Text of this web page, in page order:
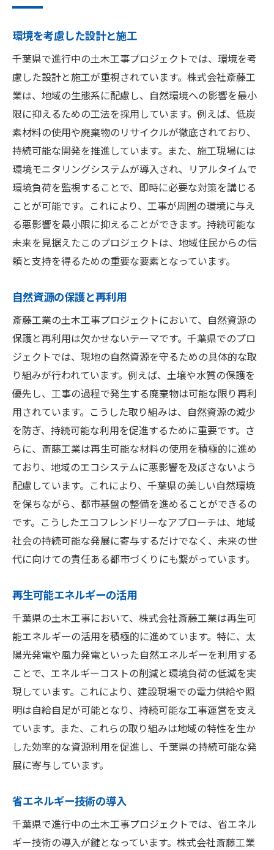
環境を考慮した設計と施工
千葉県で進行中の土木工事プロジェクトでは、環境を考
慮した設計と施工が重視されています。株式会社斎藤工
業は、地域の生態系に配慮し、自然環境への影響を最小
限に抑えるための工法を採用しています。例えば、低炭
素材料の使用や廃棄物のリサイクルが徹底されており、
持続可能な開発を推進しています。また、施工現場には
環境モニタリングシステムが導入され、リアルタイムで
環境負荷を監視することで、即時に必要な対策を講じる
ことが可能です。これにより、工事が周囲の環境に与え
る悪影響を最小限に抑えることができます。持続可能な
未来を見据えたこのプロジェクトは、地域住民からの信
頼と支持を得るための重要な要素となっています。
自然資源の保護と再利用
斎藤工業の土木工事プロジェクトにおいて、自然資源の
保護と再利用は欠かせないテーマです。千葉県でのプロ
ジェクトでは、現地の自然資源を守るための具体的な取
り組みが行われています。例えば、土壌や水質の保護を
優先し、工事の過程で発生する廃棄物は可能な限り再利
用されています。こうした取り組みは、自然資源の減少
を防ぎ、持続可能な利用を促進するために重要です。さ
らに、斎藤工業は再生可能な材料の使用を積極的に進め
ており、地域のエコシステムに悪影響を及ぼさないよう
配慮しています。これにより、千葉県の美しい自然環境
を保ちながら、都市基盤の整備を進めることができるの
です。こうしたエコフレンドリーなアプローチは、地域
社会の持続可能な発展に寄与するだけでなく、未来の世
代に向けての責任ある都市づくりにも繋がっています。
再生可能エネルギーの活用
千葉県の土木工事において、株式会社斎藤工業は再生可
能エネルギーの活用を積極的に進めています。特に、太
陽光発電や風力発電といった自然エネルギーを利用する
ことで、エネルギーコストの削減と環境負荷の低減を実
現しています。これにより、建設現場での電力供給や照
明は自給自足が可能となり、持続可能な工事運営を支え
ています。また、これらの取り組みは地域の特性を生か
した効率的な資源利用を促進し、千葉県の持続可能な発
展に寄与しています。
省エネルギー技術の導入
千葉県で進行中の土木工事プロジェクトでは、省エネル
ギー技術の導入が鍵となっています。株式会社斎藤工業